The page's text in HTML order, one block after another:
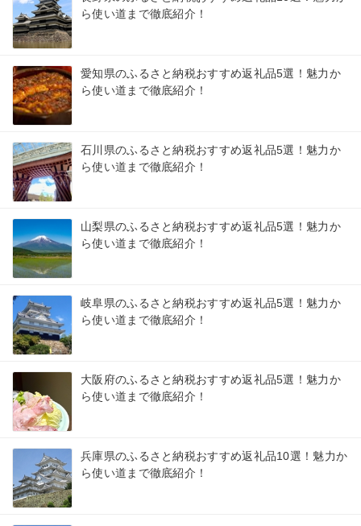
ら使い道まで徹底紹介！
愛知県のふるさと納税おすすめ返礼品5選！魅力か
ら使い道まで徹底紹介！
石川県のふるさと納税おすすめ返礼品5選！魅力か
ら使い道まで徹底紹介！
山梨県のふるさと納税おすすめ返礼品5選！魅力か
ら使い道まで徹底紹介！
岐阜県のふるさと納税おすすめ返礼品5選！魅力か
ら使い道まで徹底紹介！
大阪府のふるさと納税おすすめ返礼品5選！魅力か
ら使い道まで徹底紹介！
兵庫県のふるさと納税おすすめ返礼品10選！魅力か
ら使い道まで徹底紹介！